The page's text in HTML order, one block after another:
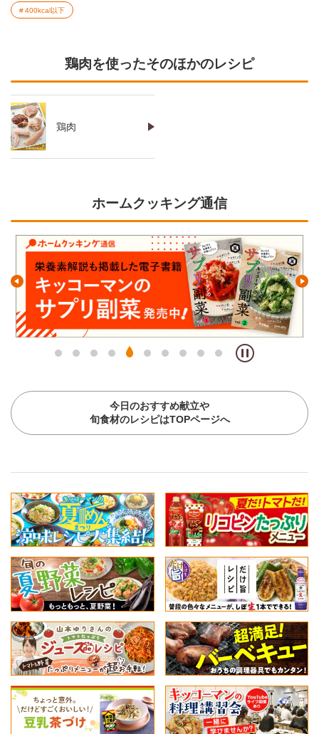
400kcal以下
鶏肉を使ったそのほかのレシピ
鶏肉
ホームクッキング通信
今日のおすすめ献立や
旬食材のレシピはTOPページへ